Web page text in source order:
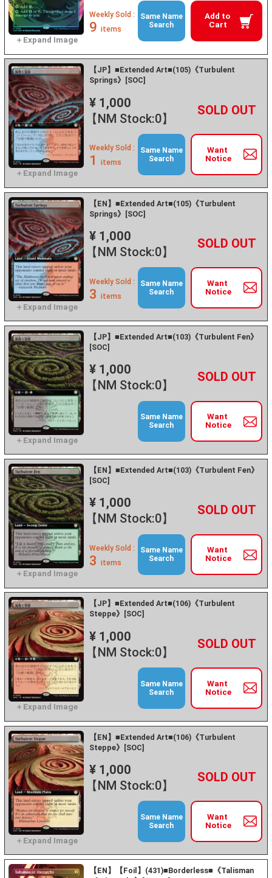
Add to
Cart
Weekly Sold :
9 items
Same Name
Search
【JP】■Extended Art■(105)《Turbulent
Springs》[SOC]
¥ 1,000
【NM Stock:0】
－ +
Want
Notice
Weekly Sold :
1 items
Same Name
Search
【EN】■Extended Art■(105)《Turbulent
Springs》[SOC]
¥ 1,000
【NM Stock:0】
－ +
Want
Notice
Weekly Sold :
3 items
Same Name
Search
【JP】■Extended Art■(103)《Turbulent Fen》
[SOC]
¥ 1,000
【NM Stock:0】
－ +
Want
Notice
Same Name
Search
【EN】■Extended Art■(103)《Turbulent Fen》
[SOC]
¥ 1,000
【NM Stock:0】
－ +
Want
Notice
Weekly Sold :
3 items
Same Name
Search
【JP】■Extended Art■(106)《Turbulent
Steppe》[SOC]
¥ 1,000
【NM Stock:0】
－ +
Want
Notice
Same Name
Search
【EN】■Extended Art■(106)《Turbulent
Steppe》[SOC]
¥ 1,000
【NM Stock:0】
－ +
Want
Notice
Same Name
Search
【EN】【Foil】(431)■Borderless■《Talisman